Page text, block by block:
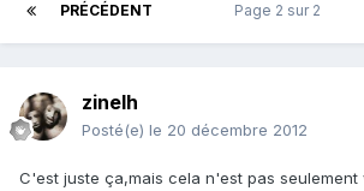
PRÉCÉDENT Page 2 sur 2
zinelh
Posté(e) le 20 décembre 2012
C'est juste ça,mais cela n'est pas seulement